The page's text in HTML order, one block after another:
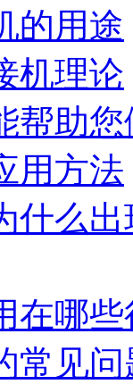
的用途
机理论
帮助
用方法
什么
在哪些
常见问